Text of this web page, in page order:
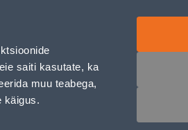
saiti kasutate, ka
muu teabega,
käigus.Logi sisse